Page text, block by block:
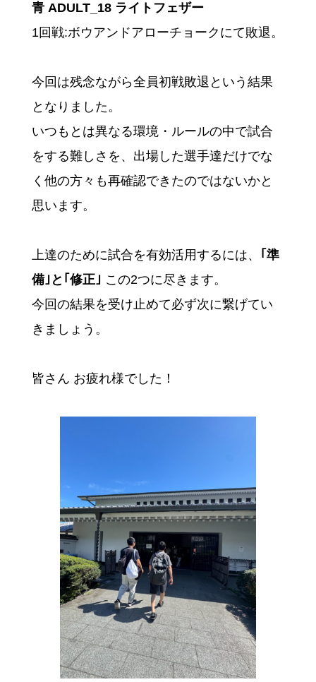
青 ADULT_18 ライトフェザー
1回戦:ボウアンドアローチョークにて敗退。
今回は残念ながら全員初戦敗退という結果
となりました。
いつもとは異なる環境・ルールの中で試合
をする難しさを、出場した選手達だけでな
く他の方々も再確認できたのではないかと
思います。
上達のために試合を有効活用するには、
｢準
備｣と｢修正｣ この2つに尽きます。
今回の結果を受け止めて必ず次に繋げてい
きましょう。
皆さん お疲れ様でした！